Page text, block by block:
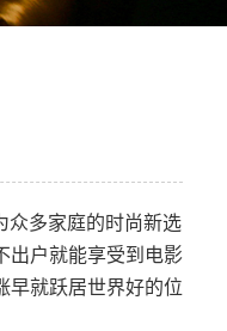
众多家庭的时尚新选
出户就能享受到电影
早就跃居世界好的位